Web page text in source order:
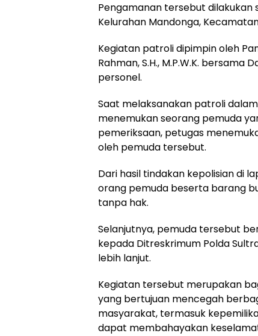
Pengamanan tersebut dilakukan
Kelurahan Mandonga,
Kegiatan patroli dipimpin oleh
Rahman, S.H., M.P.W.K. bersama
personel.
Saat melaksanakan patroli
menemukan seorang pemuda
pemeriksaan, petugas
oleh pemuda tersebut.
Dari hasil tindakan kepolisian di
orang pemuda beserta barang
tanpa hak.
Selanjutnya, pemuda tersebut
kepada Ditreskrimum Polda
lebih lanjut.
Kegiatan tersebut merupakan
yang bertujuan mencegah
masyarakat, termasuk
dapat membahayakan